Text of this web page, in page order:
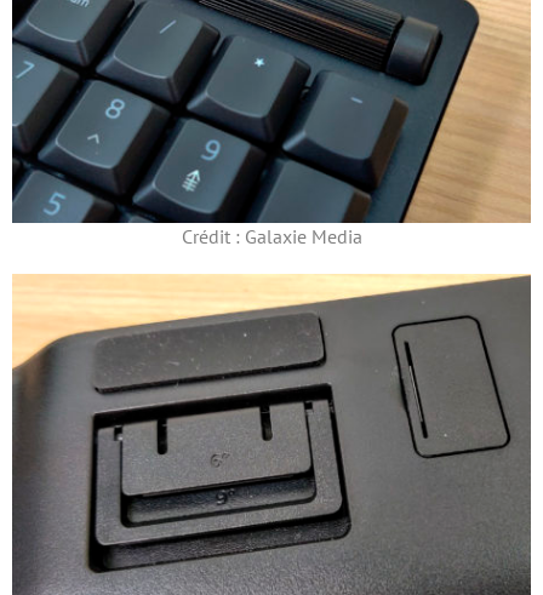
Crédit : Galaxie Media